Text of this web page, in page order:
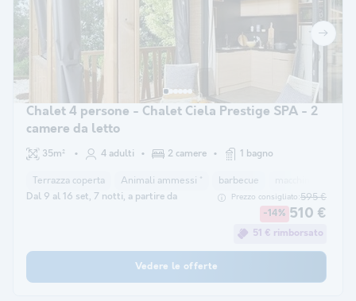
Chalet 4 persone - Chalet Ciela Prestige SPA - 2
camere da letto
35m² 4 adulti 2 camere 1 bagno
Terrazza coperta Animali ammessi * barbecue
Dal 9 al 16 set, 7 notti, a partire da Prezzo consigliato:595 €
-14% 510 €
51 € rimborsato
Vedere le offerte